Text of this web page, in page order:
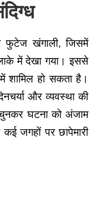
फुटेज खंगाली, जिसमें
में देखा गया। इससे
शामिल हो सकता है।
और व्यवस्था की
घटना को अंजाम
जगहों पर छापेमारी